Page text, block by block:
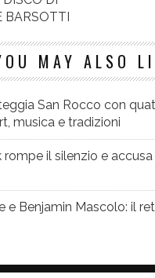
BARSOTTI
MAY ALSO
San Rocco con
musica e tradizioni
rompe il silenzio e
e Benjamin Mascolo: il